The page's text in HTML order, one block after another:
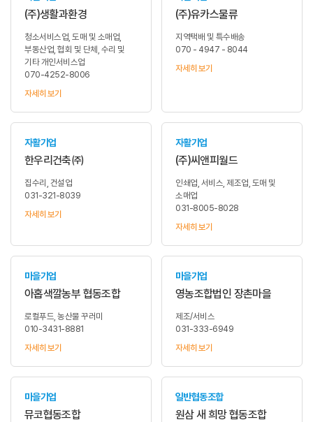
(주)생활과환경
청소서비스업, 도매 및 소매업,
부동산업, 협회 및 단체, 수리 및
기타 개인서비스업
070-4252-8006
자세히 보기
(주)유카스물류
지역택배 및 특수배송
070 - 4947 - 8044
자세히 보기
자활기업
한우리건축㈜
집수리, 건설업
031-321-8039
자세히 보기
자활기업
(주)씨앤피월드
인쇄업, 서비스, 제조업, 도매 및
소매업
031-8005-8028
자세히 보기
마을기업
아홉색깔농부 협동조합
로컬푸드, 농산물 꾸러미
010-3431-8881
자세히 보기
마을기업
영농조합법인 장촌마을
제조/서비스
031-333-6949
자세히 보기
마을기업
뮤코협동조합
일반협동조합
원삼 새 희망 협동조합